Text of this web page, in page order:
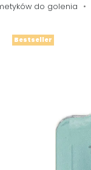
do golenia
Bestseller